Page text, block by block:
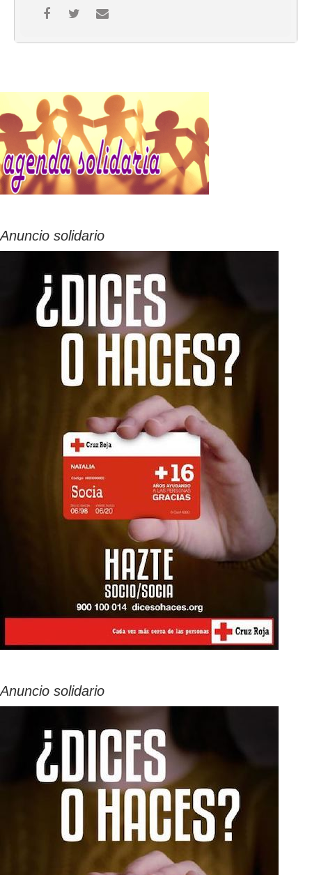
Anuncio solidario
Anuncio solidario